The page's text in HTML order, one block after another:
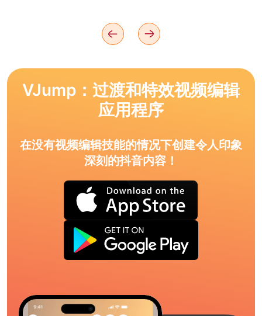
VJump：过渡和特效视频编辑
应用程序
在没有视频编辑技能的情况下创建令人印象
深刻的抖音内容！